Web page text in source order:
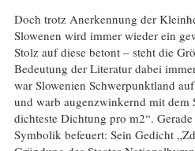
Doch trotz Anerkennung der
Slowenen wird immer wieder ein
Stolz auf diese betont – steht die
Bedeutung der Literatur dabei
war Slowenien Schwerpunktland
und warb augenzwinkernd mit dem
dichteste Dichtung pro m2“.
Symbolik befeuert: Sein Gedicht